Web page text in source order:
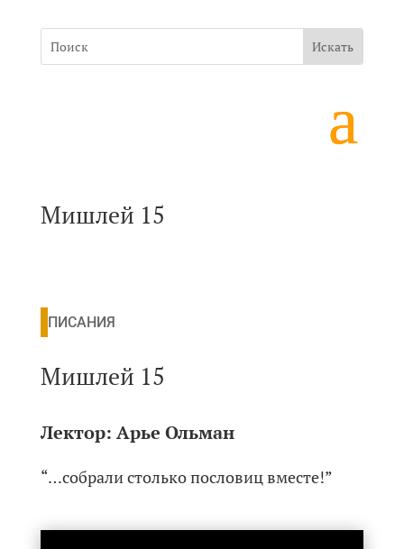
Мишлей 15
ПИСАНИЯ
Мишлей 15
Лектор: Арье Ольман
“…собрали столько пословиц вместе!”